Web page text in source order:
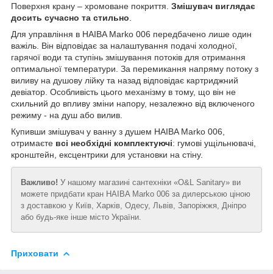
Поверхня крану – хромоване покриття. Змішувач виглядає
досить сучасно та стильно
Для управління в HAIBA Marko 006 передбачено лише один
важіль. Він відповідає за налаштування подачі холодної,
гарячої води та ступінь змішування потоків для отримання
оптимальної температури. За перемикання напряму потоку з
виливу на душову лійку та назад відповідає картриджний
девіатор. Особливість цього механізму в тому, що він не
схильний до впливу зміни напору, незалежно від включеного
режиму - на душ або вилив.
Купивши змішувач у ванну з душем HAIBA Marko 006,
отримаєте всі необхідні комплектуючі: гумові ущільнювачі,
кронштейн, ексцентрики для установки на стіну.
Важливо! У нашому магазині сантехніки «O&L Sanitary» ви
можете придбати кран HAIBA Marko 006 за дилерською ціною
з доставкою у Київ, Харків, Одесу, Львів, Запоріжжя, Дніпро
або будь-яке інше місто України.
Приховати